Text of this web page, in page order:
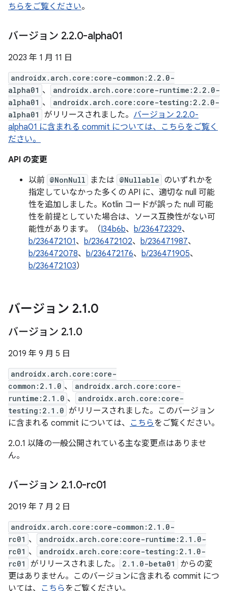
ちらをご覧ください。
バージョン 2.2.0-alpha01
2023 年 1 月 11 日
androidx.arch.core:core-common:2.2.0-
alpha01 、
androidx.arch.core:core-runtime:2.2.0-
alpha01 、
androidx.arch.core:core-testing:2.2.0-
alpha01
がリリースされました。 バージョン 2.2.0-
alpha01 に含まれる commit については、こちらをご覧く
ださい。
API の変更
以前 @NonNull または @Nullable のいずれかを
指定していなかった多くの API に、適切な null 可能
性を追加しました。Kotlin コードが誤った null 可能
性を前提としていた場合は、ソース互換性がない可
能性があります。（I34b6b、 b/236472329、
b/236472101、 b/236472102、 b/236471987、
b/236472078、 b/236472176、 b/236471905、
b/236472103）
バージョン 2.1.0
バージョン 2.1.0
2019 年 9 月 5 日
androidx.arch.core:core-
common:2.1.0 、
androidx.arch.core:core-
runtime:2.1.0 、
androidx.arch.core:core-
testing:2.1.0 がリリースされました。このバージョン
に含まれる commit については、 こちらをご覧ください。
2.0.1 以降の一般公開されている主な変更点はありませ
ん。
バージョン 2.1.0-rc01
2019 年 7 月 2 日
androidx.arch.core:core-common:2.1.0-
rc01 、
androidx.arch.core:core-runtime:2.1.0-
rc01 、
androidx.arch.core:core-testing:2.1.0-
rc01
がリリースされました。 2.1.0-beta01
からの変
更はありません。このバージョンに含まれる commit につ
いては、 こちらをご覧ください。